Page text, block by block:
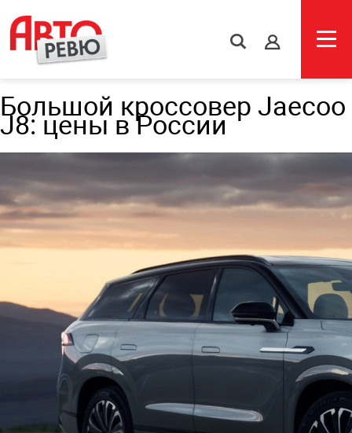
s
Большой кроссовер Jaecoo
J8: цены в России